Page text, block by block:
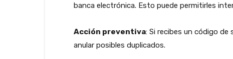
banca electrónica. Esto puede permitirles
Acción preventiva: Si recibes un código
anular posibles duplicados.